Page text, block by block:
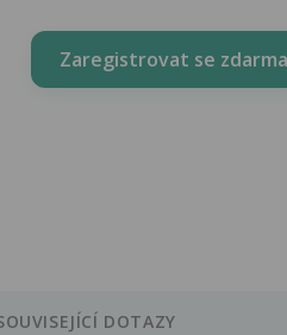
Zaregistrovat se zdarma
DOTAZY